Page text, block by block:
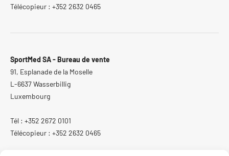
Télécopieur : +352 2632 0465
SportMed SA - Bureau de vente
91, Esplanade de la Moselle
L-6637 Wasserbillig
Luxembourg
Tél : +352 2672 0101
Télécopieur : +352 2632 0465